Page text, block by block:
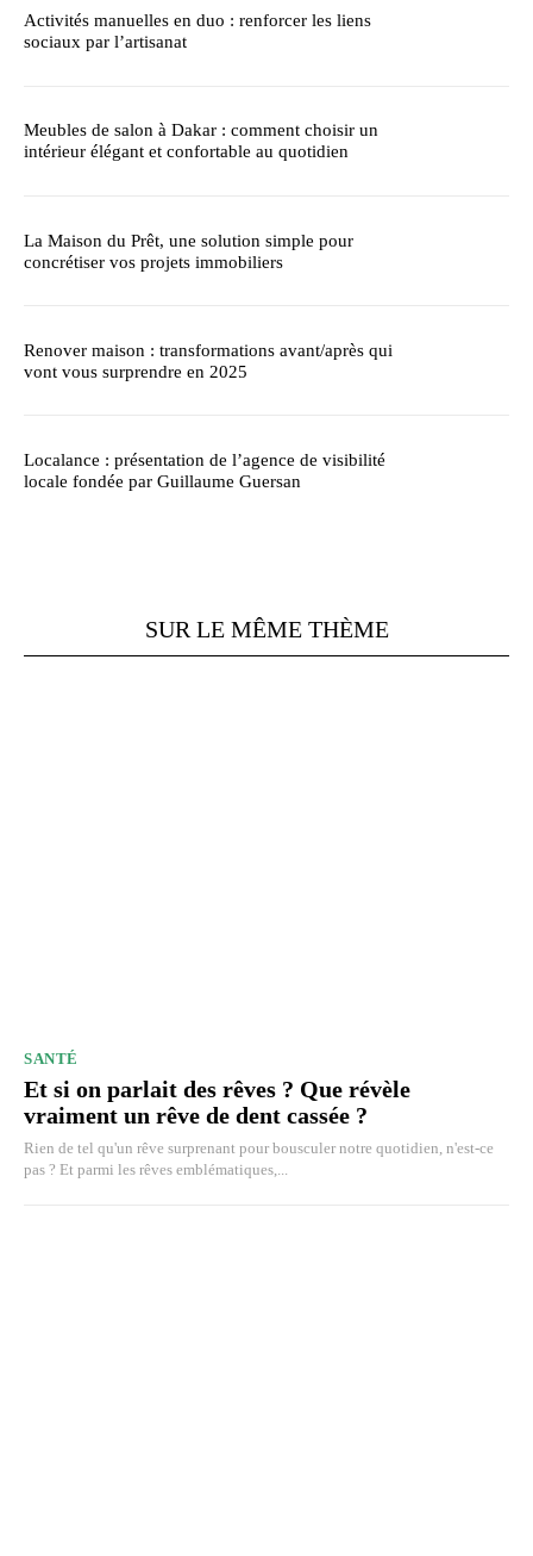
Activités manuelles en duo : renforcer les liens
sociaux par l’artisanat
Meubles de salon à Dakar : comment choisir un
intérieur élégant et confortable au quotidien
La Maison du Prêt, une solution simple pour
concrétiser vos projets immobiliers
Renover maison : transformations avant/après qui
vont vous surprendre en 2025
Localance : présentation de l’agence de visibilité
locale fondée par Guillaume Guersan
SUR LE MÊME THÈME
SANTÉ
Et si on parlait des rêves ? Que révèle
vraiment un rêve de dent cassée ?
Rien de tel qu'un rêve surprenant pour bousculer notre quotidien, n'est-ce
pas ? Et parmi les rêves emblématiques,...